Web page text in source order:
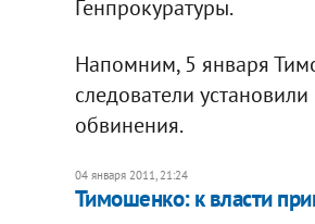
Генпрокуратуры.
Напомним, 5 января
следователи установили
обвинения.​
04 января 2011, 21:24
​Тимошенко: к власти